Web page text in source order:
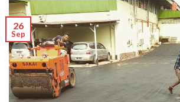
26
Sep